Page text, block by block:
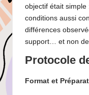
objectif était
conditions aussi
différences
support… et non
Protocole
Format et